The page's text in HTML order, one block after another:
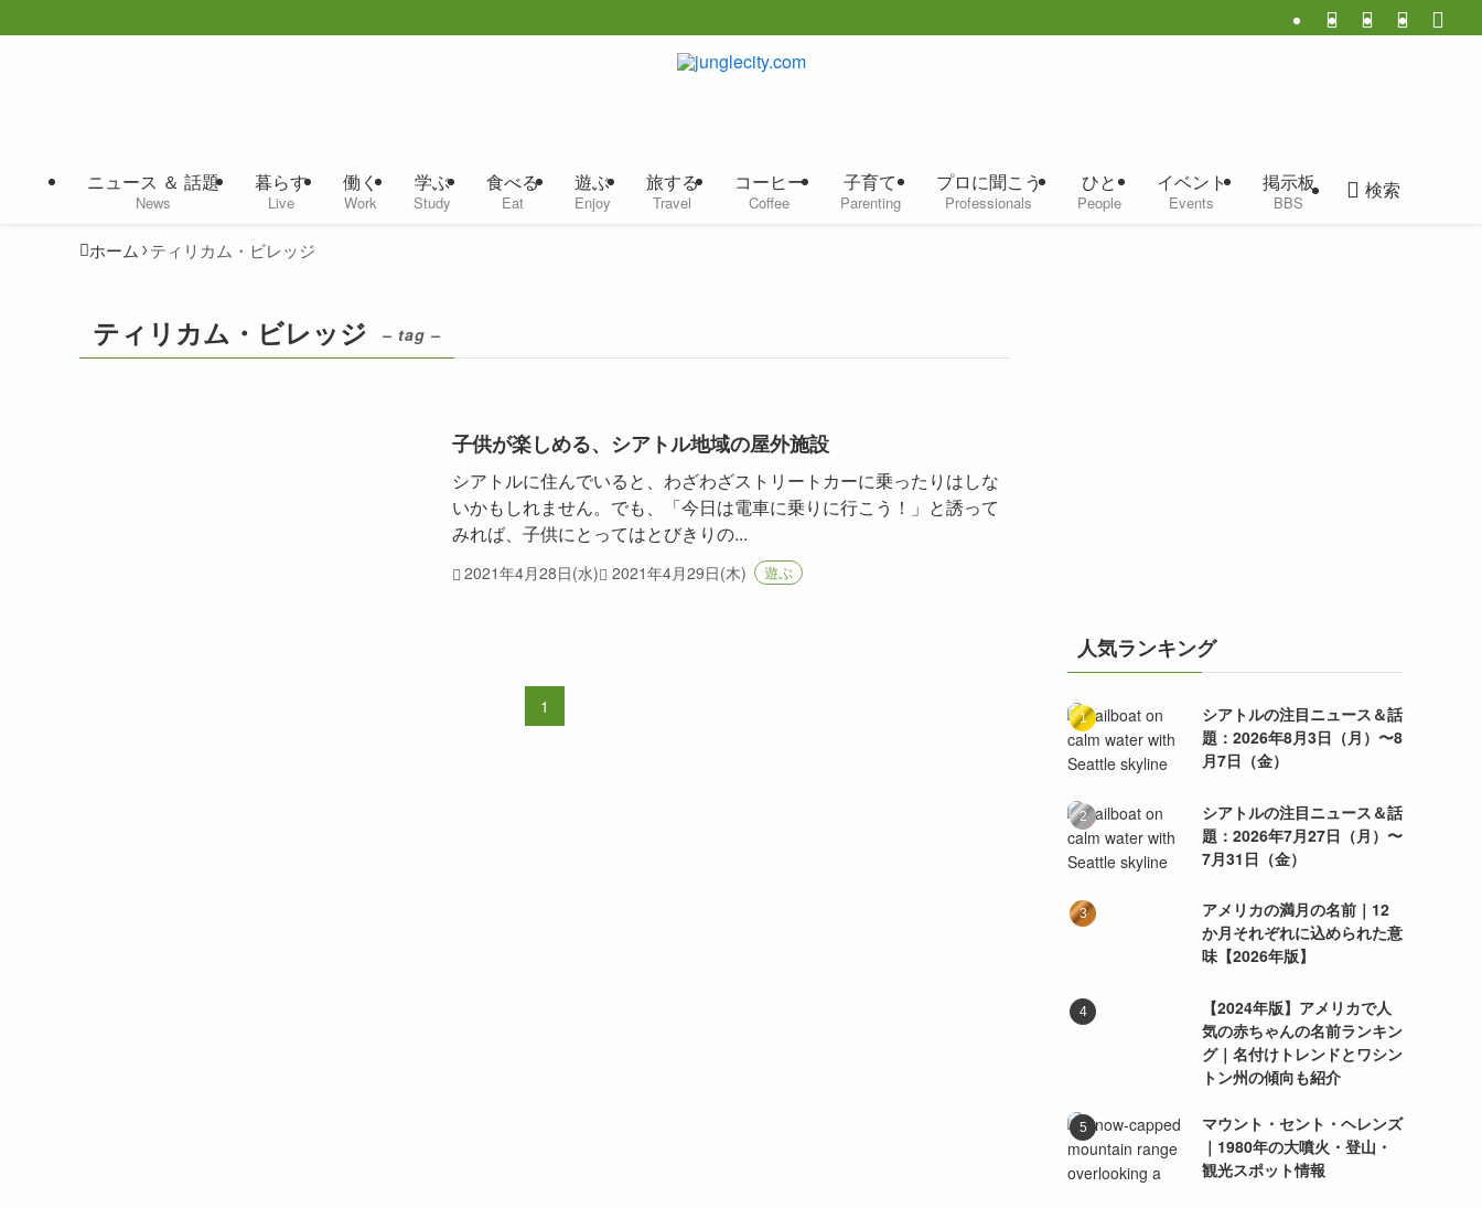
ニュース ＆ 話題
News
暮らす
Live
働く
Work
学ぶ
Study
食べる
Eat
遊ぶ
Enjoy
旅する
Travel
コーヒー
Coffee
子育て
Parenting
プロに聞こう
Professionals
ひと
People
イベント
Events
掲示板
BBS
検索
ホーム ティリカム・ビレッジ
ティリカム・ビレッジ – tag –
子供が楽しめる、シアトル地域の屋外施設
シアトルに住んでいると、わざわざストリートカーに乗ったりはしな
いかもしれません。でも、「今日は電車に乗りに行こう！」と誘って
みれば、子供にとってはとびきりの...
2021年4月28日(水) 2021年4月29日(木) 遊ぶ
1
人気ランキング
シアトルの注目ニュース＆話
題：2026年8月3日（月）〜8
月7日（金）
シアトルの注目ニュース＆話
題：2026年7月27日（月）〜
7月31日（金）
アメリカの満月の名前｜12
か月それぞれに込められた意
味【2026年版】
【2024年版】アメリカで人
気の赤ちゃんの名前ランキン
グ｜名付けトレンドとワシン
トン州の傾向も紹介
マウント・セント・ヘレンズ
｜1980年の大噴火・登山・
観光スポット情報